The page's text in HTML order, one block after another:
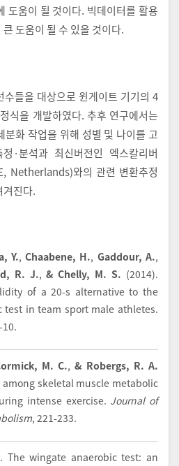
도움이 될 것이다. 빅데이터를 활용
도움이 될 수 있을 것이다.
들을 대상으로 윈게이트 기기의 4
식을 개발하였다. 추후 연구에서는
분화 작업을 위해 성별 및 나이를 고
·분석과 최신버전인 엑스칼리버
Netherlands)와의 관련 변환추정
겨진다.
Y.,Chaabene, H., Gaddour, A.,
R. J.,& Chelly, M. S. (2014).
of a 20-s alternative to the
test in team sport male athletes.
M. C.,& Robergs, R. A.
skeletal muscle metabolic
intense exercise. Journal of
, 221-233.
The wingate anaerobic test: an